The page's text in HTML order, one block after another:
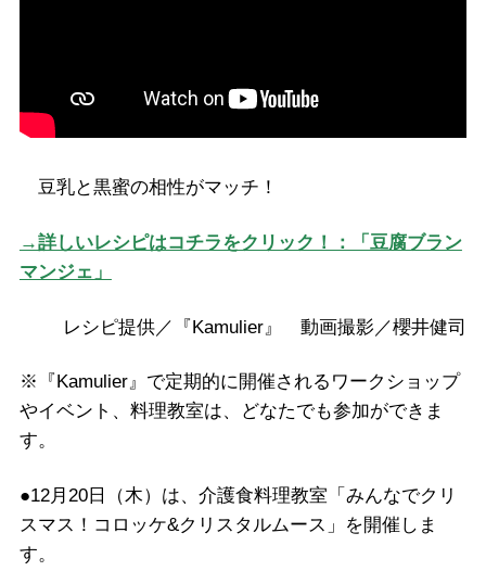
豆乳と黒蜜の相性がマッチ！
→詳しいレシピはコチラをクリック！：「豆腐ブラン
マンジェ」
レシピ提供／『Kamulier』動画撮影／櫻井健司
※『Kamulier』で定期的に開催されるワークショップ
やイベント、料理教室は、どなたでも参加ができま
す。
●12月20日（木）は、介護食料理教室「みんなでクリ
スマス！コロッケ&クリスタルムース」を開催しま
す。